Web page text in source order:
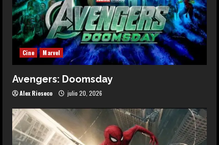
Cine Marvel
Avengers: Doomsday
Alex Rioseco julio 20, 2026